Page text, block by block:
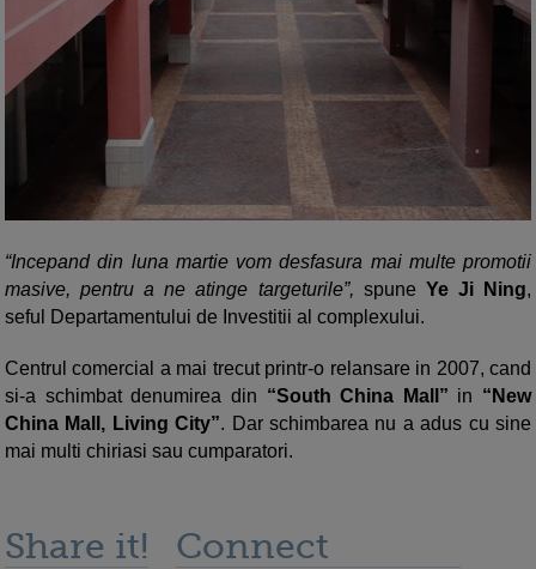
“Incepand din luna martie vom desfasura mai multe promotii
masive, pentru a ne atinge targeturile”, spune Ye Ji Ning,
seful Departamentului de Investitii al complexului.
Centrul comercial a mai trecut printr-o relansare in 2007, cand
si-a schimbat denumirea din “South China Mall” in “New
China Mall, Living City”. Dar schimbarea nu a adus cu sine
mai multi chiriasi sau cumparatori.
Share it! Connect